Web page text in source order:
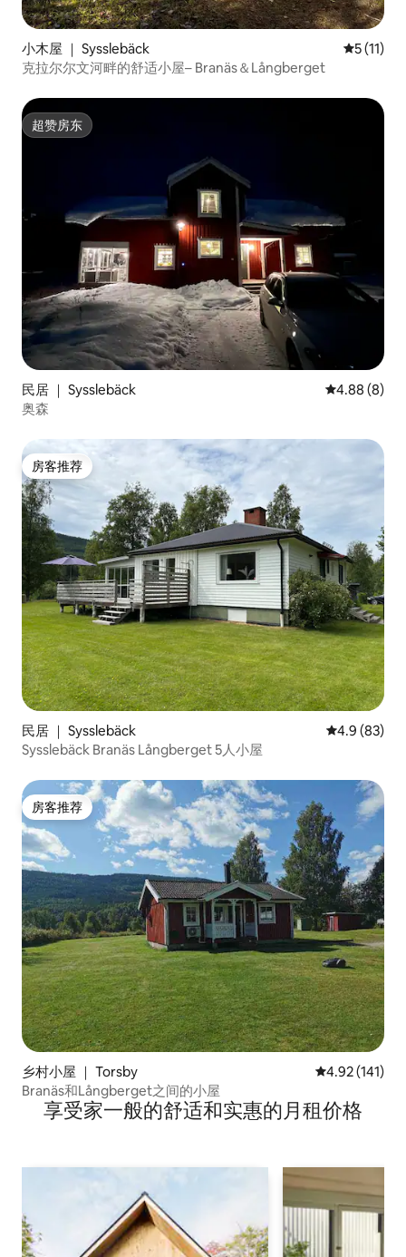
小木屋 ｜ Sysslebäck 平均评分
5 (11)
克拉尔尔文河畔的舒适小屋– Branäs＆Långberget
超赞房东
超赞房东
民居 ｜ Sysslebäck 平均评分
4.88 (8)
奥森
房客推荐
房客推荐
民居 ｜ Sysslebäck 平均评分
4.9 (83)
Sysslebäck Branäs Långberget 5人小屋
房客推荐
房客推荐
乡村小屋 ｜ Torsby 平均评分 4.92
4.92 (141)
Branäs和Långberget之间的小屋
享受家一般的舒适和实惠的月租价格